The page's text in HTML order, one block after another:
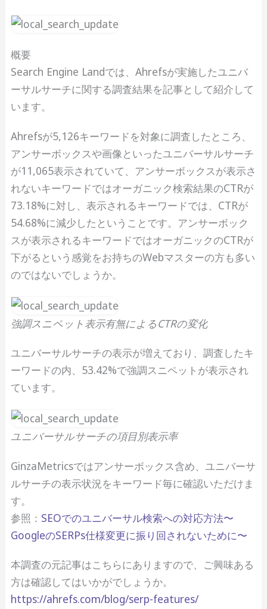
概要
Search Engine Landでは、Ahrefsが実施したユニバ
ーサルサーチに関する調査結果を記事として紹介して
います。
Ahrefsが5,126キーワードを対象に調査したところ、
アンサーボックスや画像といったユニバーサルサーチ
が11,065表示されていて、アンサーボックスが表示さ
れないキーワードではオーガニック検索結果のCTRが
73.18%に対し、表示されるキーワードでは、CTRが
54.68%に減少したということです。アンサーボック
スが表示されるキーワードではオーガニックのCTRが
下がるという感覚をお持ちのWebマスターの方も多い
のではないでしょうか。
強調スニペット表示有無によるCTRの変化
ユニバーサルサーチの表示が増えており、調査したキ
ーワードの内、53.42%で強調スニペットが表示され
ています。
ユニバーサルサーチの項目別表示率
GinzaMetricsではアンサーボックス含め、ユニバーサ
ルサーチの表示状況をキーワード毎に確認いただけま
す。
参照： SEOでのユニバーサル検索への対応方法〜
GoogleのSERPs仕様変更に振り回されないために〜
本調査の元記事はこちらにありますので、ご興味ある
方は確認してはいかがでしょうか。
https://ahrefs.com/blog/serp-features/